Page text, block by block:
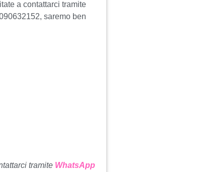
a contattarci tramite
saremo ben
tramite WhatsApp